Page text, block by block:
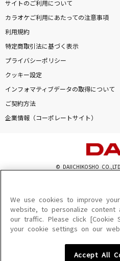
サイトのご利用について
カラオケご利用にあたっての注意事項
利用規約
特定商取引法に基づく表示
プライバシーポリシー
クッキー設定
インフォマティブデータの取得について
ご契約方法
企業情報（コーポレートサイト）
© DAIICHIKOSHO
このサイトに掲載されている一切の文章・
を問わず、著作権法の定める範囲を超えて
を禁じます。
楽曲及びコンテンツは、機種によりご利用
楽曲及びコンテンツの配信日、配信内容が変
We use cookies to improve
website, to personalize content
our traffic. Please click [Cookie
your cookie settings on our
Accept All